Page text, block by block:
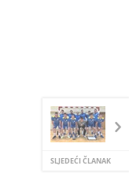
SLJEDEĆI ČLANAK